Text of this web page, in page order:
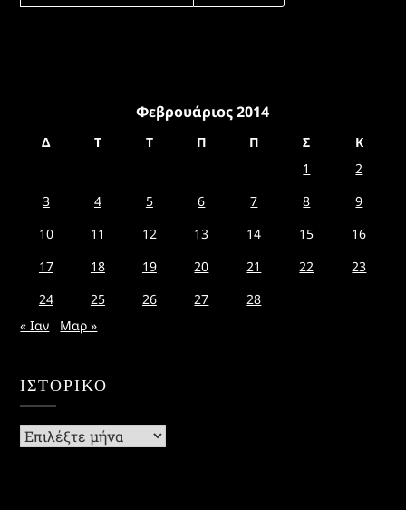
Φεβρουάριος 2014
Δ Τ Τ Π Π Σ
Κ
1
2
3
4 5 6 7 8
9
10
11 12 13 14 15
16
17
18 19 20 21 22
23
24
25 26 27
28
« Ιαν
Μαρ »
ΙΣΤΟΡΙΚΌ
Ιστορικό